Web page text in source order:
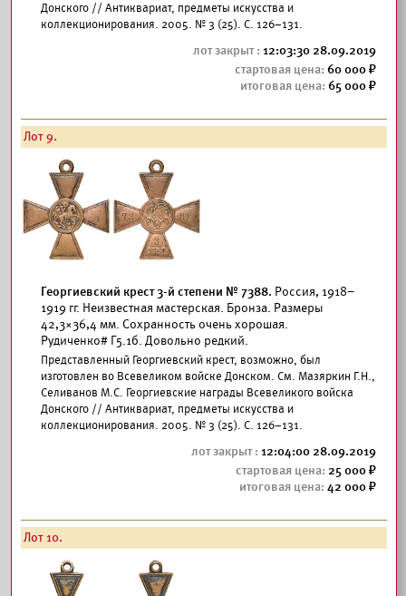
Донского // Антиквариат, предметы искусства и
коллекционирования. 2005. № 3 (25). С. 126–131.
12:03:30 28.09.2019
60 000
65 000
Лот 9.
Георгиевский крест 3-й степени № 7388. Россия, 1918–
1919 гг. Неизвестная мастерская. Бронза. Размеры
42,3×36,4 мм. Сохранность очень хорошая.
Рудиченко# Г5.1б. Довольно редкий.
Представленный Георгиевский крест, возможно, был
изготовлен во Всевеликом войске Донском. См. Мазяркин Г.Н.,
Селиванов М.С. Георгиевские награды Всевеликого войска
Донского // Антиквариат, предметы искусства и
коллекционирования. 2005. № 3 (25). С. 126–131.
12:04:00 28.09.2019
25 000
42 000
Лот 10.